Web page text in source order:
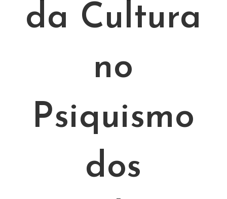
da Cultura
no
Psiquismo
dos